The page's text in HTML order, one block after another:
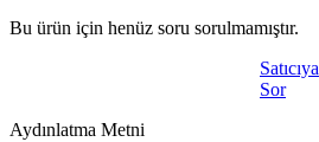
Bu ürün için henüz soru sorulmamıştır.
Satıcıya
Sor
Aydınlatma Metni